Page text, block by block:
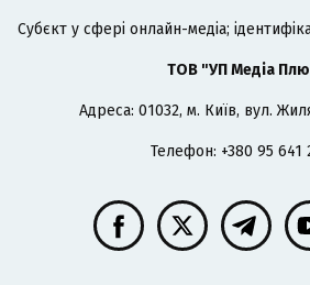
Cубєкт у сфері онлайн-медіа;
ТОВ "УП Медіа
Адреса: 01032, м. Київ, вул.
Телефон: +380 95 641